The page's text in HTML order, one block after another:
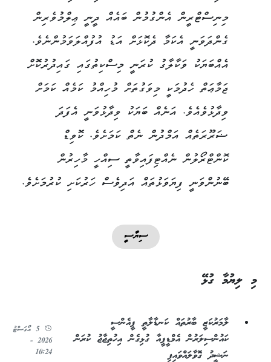
މިނިސްޓްރީން އެންގުމުން ބައެއް ދީނީ ޢިލްމުވެރިން
ގެންދަވަނީ އެކަމާ ދެކޮޅަށް އަޑު އުފުއްލަވަމުންނެވެ.
އެއްބަޔަކު ވަކާލާގު ކުރަނީ މިސްކިތުގައި ގައިދުރުކޮށް
ޖަމާޢަތް ހެދުމަކީ މިވަގުތަށް މުހިއްމު ކަމެއް ކަމަށް
ވިދާޅުވެއެވެ. އަނެއް ބަޔަކު ވިދާޅުވަނީ އެފަދަ
ޟަރޫރަތެއް އަމްދުން ނެތް ކަމަށެވެ. ކޮވިޑް
ކޮންޓްރޯލުން ނެއްޓިފައިވާތީ ސިއްހީ މާހިރުން
ބޭނުންވަނީ ފިޔަވަޅުތައް އަދިވެސް ހަރުކަށި ކުރުމަށެވެ.
ސިޔާސީ
މި ލިޔުމާ ގުޅޭ
ލާމަރުކަޒީ ބާރުތައް ކަނޑާލާތީ ޕީއެންސީ
ކައުންސިލަރުން އެމްޑީޕީއާ ގުޅިގެން އިހުތިޖާޖު ކުރަން
ނަޝީދު ގޮވާލައްވައިފި
5 އޯގަސްޓު
2026 -
10:24